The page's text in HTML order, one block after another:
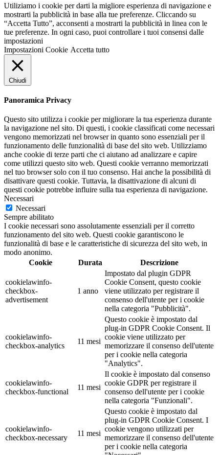
Utiliziamo i cookie per darti la migliore esperienza di navigazione e
mostrarti la pubblicità in base alla tue preferenze. Cliccando su
“Accetta Tutto”, acconsenti a mostrarti la pubblicità in linea con le
tue preferenze. In ogni caso, puoi controllare i tuoi consensi dalle
impostazioni
Impostazioni Cookie Accetta tutto
Chiudi
Panoramica Privacy
Questo sito utilizza i cookie per migliorare la tua esperienza durante
la navigazione nel sito. Di questi, i cookie classificati come necessari
vengono memorizzati nel browser in quanto sono essenziali per il
funzionamento delle funzionalità di base del sito web. Utilizziamo
anche cookie di terze parti che ci aiutano ad analizzare e capire
come utilizzi questo sito web. Questi cookie verranno memorizzati
nel tuo browser solo con il tuo consenso. Hai anche la possibilità di
disattivare questi cookie. Tuttavia, la disattivazione di alcuni di
questi cookie potrebbe influire sulla tua esperienza di navigazione.
Necessari
Necessari
Sempre abilitato
I cookie necessari sono assolutamente essenziali per il corretto
funzionamento del sito web. Questi cookie garantiscono le
funzionalità di base e le caratteristiche di sicurezza del sito web, in
modo anonimo.
Cookie
Durata Descrizione
cookielawinfo-
checkbox-
advertisement
1 anno
Impostato dal plugin GDPR
Cookie Consent, questo cookie
viene utilizzato per registrare il
consenso dell'utente per i cookie
nella categoria "Pubblicità".
cookielawinfo-
checkbox-analytics
11 mesi
Questo cookie è impostato dal
plug-in GDPR Cookie Consent. Il
cookie viene utilizzato per
memorizzare il consenso dell'utente
per i cookie nella categoria
"Analytics".
cookielawinfo-
checkbox-functional
11 mesi
Il cookie è impostato dal consenso
cookie GDPR per registrare il
consenso dell'utente per i cookie
nella categoria "Funzionali".
cookielawinfo-
checkbox-necessary
11 mesi
Questo cookie è impostato dal
plug-in GDPR Cookie Consent. I
cookie vengono utilizzati per
memorizzare il consenso dell'utente
per i cookie nella categoria